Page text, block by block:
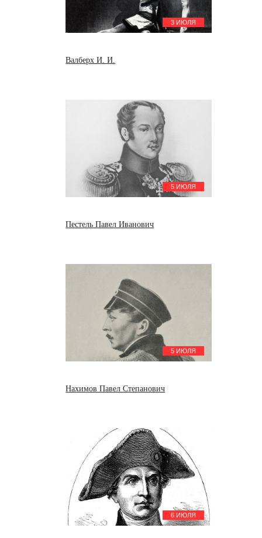
Дунаевский Исаак Осипович
26 июля
Валберх Иван Иванович
Витол Иосиф Иванович
Короленко Владимир
Галактионович
Асафьев Борис Владимирович
Юденич Николай Николаевич
3 ИЮЛЯ
Валберх И. И.
5 ИЮЛЯ
Пестель Павел Иванович
5 ИЮЛЯ
Нахимов Павел Степанович
6 ИЮЛЯ